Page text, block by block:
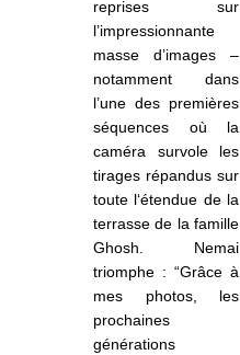
reprises sur
l’impressionnante
masse d’images –
notamment dans
l’une des premières
séquences où la
caméra survole les
tirages répandus sur
toute l‘étendue de la
terrasse de la famille
Ghosh. Nemai
triomphe : “Grâce à
mes photos, les
prochaines
générations